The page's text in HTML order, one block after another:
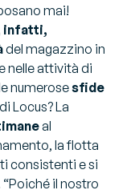
mai!
infatti,
del magazzino in
nelle attività di
numerosesfide
Locus? La
al
la flotta
consistenti e si
Poiché il nostro